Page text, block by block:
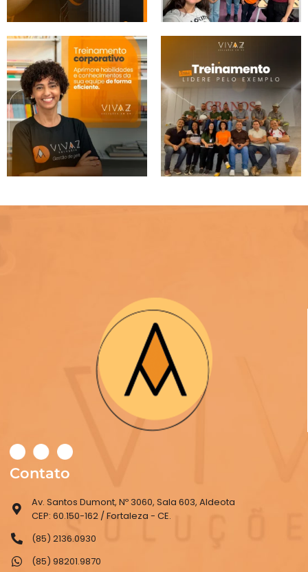
Contato
Av. Santos Dumont, Nº 3060, Sala 603, Aldeota
CEP: 60.150-162 / Fortaleza - CE.
(85) 2136.0930
(85) 98201.9870